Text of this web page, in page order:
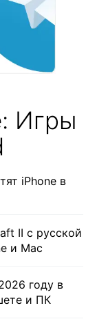
Игры
iPhone в
II с русской
и Mac
году в
и ПК